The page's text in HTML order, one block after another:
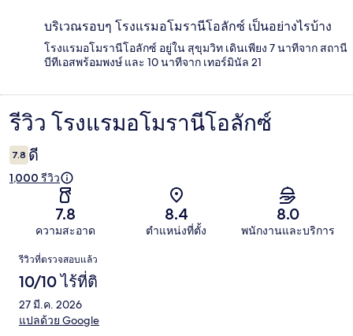
บริเวณรอบๆ โรงแรมอโมรานีโอลักซ์ เป็นอย่างไรบ้าง
โรงแรมอโมรานีโอลักซ์ อยู่ใน สุขุมวิท เดินเพียง 7 นาทีจาก สถานี
บีทีเอสพร้อมพงษ์ และ 10 นาทีจาก เทอร์มินัล 21
รีวิว
รีวิว โรงแรมอโมรานีโอลักซ์
7.8 ดี
1,000 รีวิว
7.8
ความสะอาด
8.4
ตำแหน่งที่ตั้ง
8.0
พนักงานและบริการ
รีวิว
รีวิวที่ตรวจสอบแล้ว
10/10 ไร้ที่ติ
27 มี.ค. 2026
แปลด้วย Google